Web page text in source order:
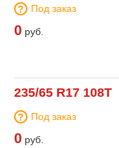
Под заказ
0 руб.
235/65 R17 108T
Под заказ
0 руб.